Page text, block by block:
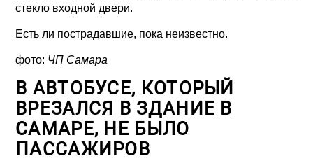
стекло входной двери.
Есть ли пострадавшие, пока неизвестно.
фото: ЧП Самара
В АВТОБУСЕ, КОТОРЫЙ
ВРЕЗАЛСЯ В ЗДАНИЕ В
САМАРЕ, НЕ БЫЛО
ПАССАЖИРОВ